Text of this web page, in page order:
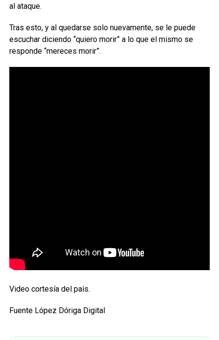
al ataque.
Tras esto, y al quedarse solo nuevamente, se le puede
escuchar diciendo “quiero morir” a lo que el mismo se
responde “mereces morir”.
Video cortesía del país.
Fuente López Dóriga Digital